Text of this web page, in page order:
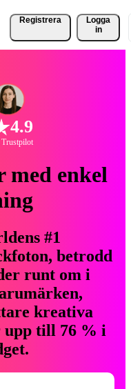
Registrera
Logga
in
4.9
med enkel
#1
betrodd
runt om i
kreativa
upp till 76 % i